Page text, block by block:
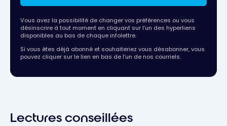
Vous avez la possibilité de changer vos préférences ou vous
désinscrire à tout moment en cliquant sur l’un des hyperliens
disponibles au bas de chaque infolettre.
Si vous êtes déjà abonné et souhaiteriez vous désabonner, vous
pouvez cliquer sur le lien en bas de l’un de nos courriels.
Lectures conseillées